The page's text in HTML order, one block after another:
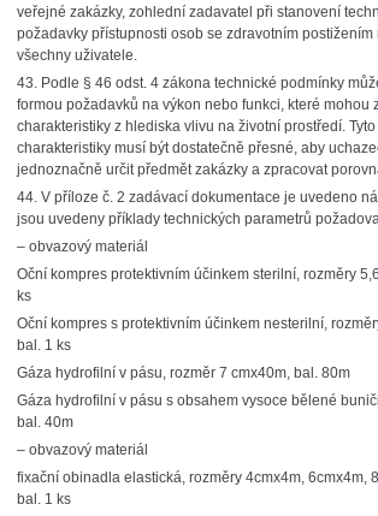
veřejné zakázky, zohlední zadavatel při stanovení
požadavky přístupnosti osob se zdravotním
všechny uživatele.
43. Podle § 46 odst. 4 zákona technické podmínky
formou požadavků na výkon nebo funkci, které mohou
charakteristiky z hlediska vlivu na životní prostředí.
charakteristiky musí být dostatečně přesné, aby
jednoznačně určit předmět zakázky a zpracovat
44. V příloze č. 2 zadávací dokumentace je uvedeno
jsou uvedeny příklady technických parametrů
– obvazový materiál
Oční kompres protektivním účinkem sterilní, rozměry
ks
Oční kompres s protektivním účinkem nesterilní,
bal. 1 ks
Gáza hydrofilní v pásu, rozměr 7 cmx40m, bal. 80m
Gáza hydrofilní v pásu s obsahem vysoce bělené
bal. 40m
– obvazový materiál
fixační obinadla elastická, rozměry 4cmx4m, 6cmx4m,
bal. 1 ks